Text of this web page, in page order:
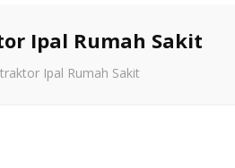
Ipal Rumah Sakit
Ipal Rumah Sakit